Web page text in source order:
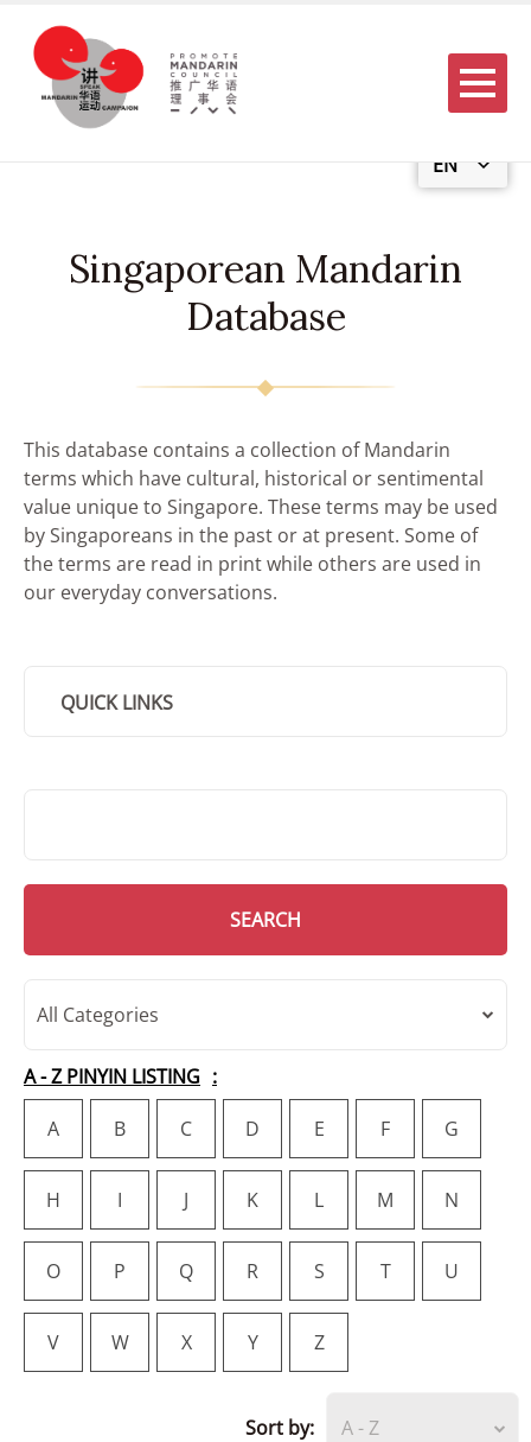
EN
Menu
Singaporean Mandarin
Database
This database contains a collection of Mandarin
terms which have cultural, historical or sentimental
value unique to Singapore. These terms may be used
by Singaporeans in the past or at present. Some of
the terms are read in print while others are used in
our everyday conversations.
QUICK LINKS
SEARCH
All Categories
A - Z PINYIN LISTING
A
B C D E F G
H I J K L M N
O P Q R S T U
V W X Y Z
Sort by: A - Z